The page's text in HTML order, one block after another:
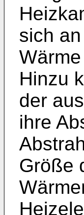
sich
Hinzu
der
ihre
Größe